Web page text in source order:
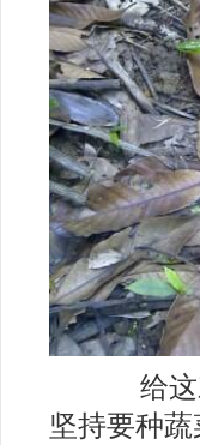
给这对
坚持要种蔬